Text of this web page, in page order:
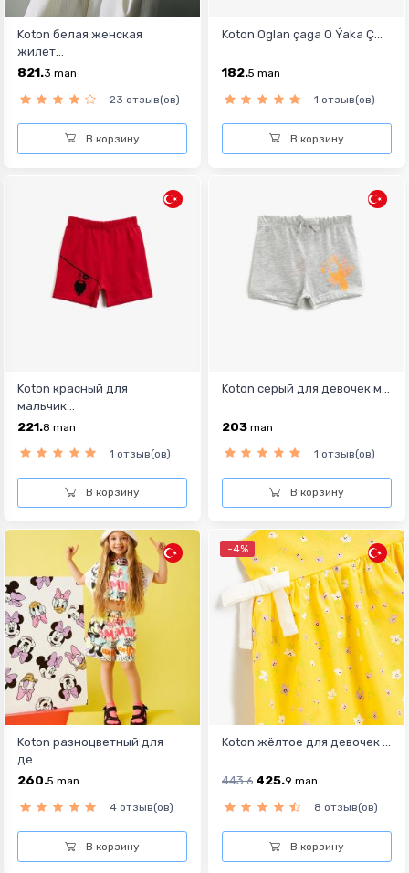
Koton белая женская
жилет...
821.3 man
23 отзыв(ов)
В корзину
Koton Oglan çaga O Ýaka Ç...
182.5 man
1 отзыв(ов)
В корзину
Koton красный для
мальчик...
221.8 man
1 отзыв(ов)
В корзину
Koton серый для девочек м...
203 man
1 отзыв(ов)
В корзину
Koton разноцветный для
де...
260.5 man
4 отзыв(ов)
В корзину
-4%
Koton жёлтое для девочек ...
443.6 425.9 man
8 отзыв(ов)
В корзину